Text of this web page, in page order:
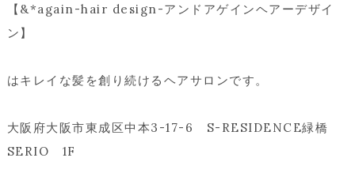
【&*again-hair design-アンドアゲインヘアーデザイ
ン】
はキレイな髪を創り続けるヘアサロンです。
大阪府大阪市東成区中本3-17-6 S-RESIDENCE緑橋
SERIO 1F